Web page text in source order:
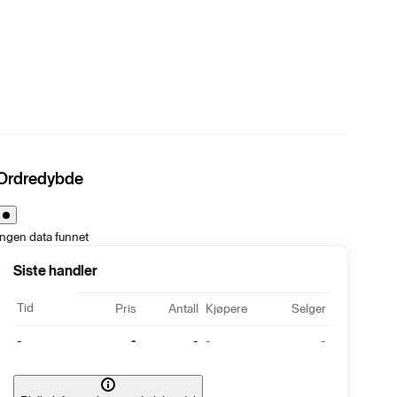
data funnet
Siste handler
Tid Pris Antall Kjøpere Selger
- - - - -